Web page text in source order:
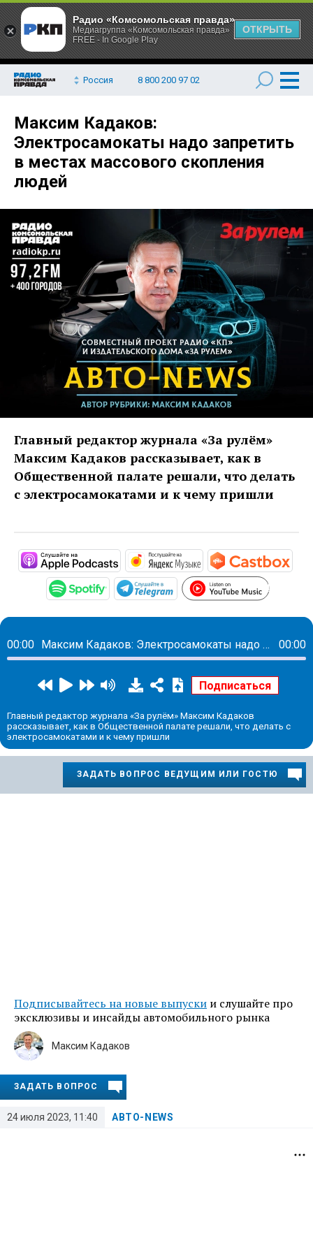
Россия 8 800 200 97 02
Максим Кадаков:
Электросамокаты надо запретить
в местах массового скопления
людей
Главный редактор журнала «За рулём»
Максим Кадаков рассказывает, как в
Общественной палате решали, что делать
с электросамокатами и к чему пришли
https://podcasts.apple.com/ru/
https://
https://open.spotify.com/show/
https://t.me/ https://
00:00 Максим Кадаков: Электросамокаты надо запретить в местах массового скопления людей 00:00
Главный редактор журнала «За рулём» Максим Кадаков
рассказывает, как в Общественной палате решали, что делать с
электросамокатами и к чему пришли
ЗАДАТЬ ВОПРОС ВЕДУЩИМ ИЛИ ГОСТЮ
Подписывайтесь на новые выпуски и слушайте про
эксклюзивы и инсайды автомобильного рынка
24 июля 2023, 11:40 АВТО-NEWS
Максим Кадаков
ЗАДАТЬ ВОПРОС
Радио «Комсомольская правда»
Медиагруппа «Комсомольская правда»
FREE - In Google Play
ОТКРЫТЬ